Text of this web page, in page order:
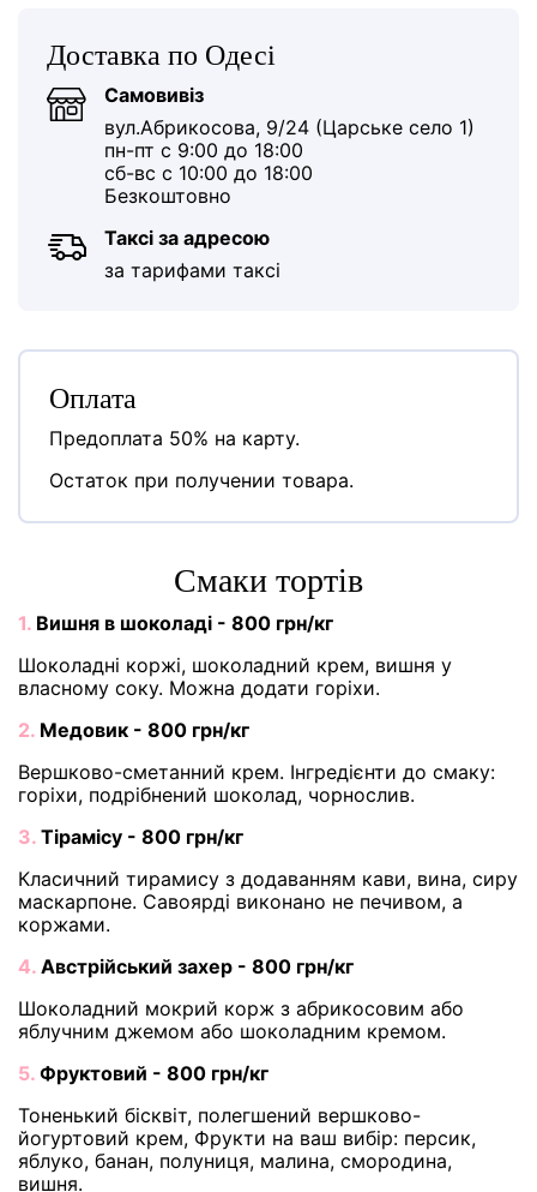
Доставка по Одесі
Самовивіз
вул.Абрикосова, 9/24 (Царське село 1)
пн-пт с 9:00 до 18:00
сб-вс с 10:00 до 18:00
Безкоштовно
Таксі за адресою
за тарифами таксі
Оплата
Предоплата 50% на карту.
Остаток при получении товара.
Cмаки тортів
1. Вишня в шоколаді - 800 грн/кг
Шоколадні коржі, шоколадний крем, вишня у
власному соку. Можна додати горіхи.
2. Медовик - 800 грн/кг
Вершково-сметанний крем. Інгредієнти до смаку:
горіхи, подрібнений шоколад, чорнослив.
3. Тірамісу - 800 грн/кг
Класичний тирамису з додаванням кави, вина, сиру
маскарпоне. Савоярді виконано не печивом, а
коржами.
4. Австрійський захер - 800 грн/кг
Шоколадний мокрий корж з абрикосовим або
яблучним джемом або шоколадним кремом.
5. Фруктовий - 800 грн/кг
Тоненький бісквіт, полегшений вершково-
йогуртовий крем, Фрукти на ваш вибір: персик,
яблуко, банан, полуниця, малина, смородина,
вишня.